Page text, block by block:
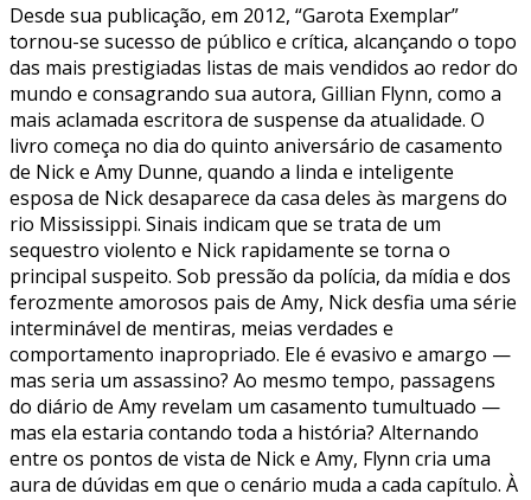
Desde sua publicação, em 2012, “Garota Exemplar”
tornou-se sucesso de público e crítica, alcançando o topo
das mais prestigiadas listas de mais vendidos ao redor do
mundo e consagrando sua autora, Gillian Flynn, como a
mais aclamada escritora de suspense da atualidade. O
livro começa no dia do quinto aniversário de casamento
de Nick e Amy Dunne, quando a linda e inteligente
esposa de Nick desaparece da casa deles às margens do
rio Mississippi. Sinais indicam que se trata de um
sequestro violento e Nick rapidamente se torna o
principal suspeito. Sob pressão da polícia, da mídia e dos
ferozmente amorosos pais de Amy, Nick desfia uma série
interminável de mentiras, meias verdades e
comportamento inapropriado. Ele é evasivo e amargo —
mas seria um assassino? Ao mesmo tempo, passagens
do diário de Amy revelam um casamento tumultuado —
mas ela estaria contando toda a história? Alternando
entre os pontos de vista de Nick e Amy, Flynn cria uma
aura de dúvidas em que o cenário muda a cada capítulo. À